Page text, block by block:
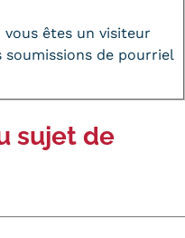
êtes un visiteur
de pourriel
sujet de